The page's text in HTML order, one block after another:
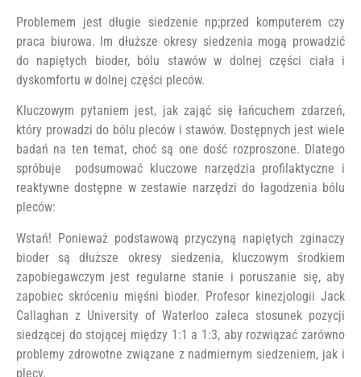
Problemem jest długie siedzenie np;przed komputerem czy
praca biurowa. Im dłuższe okresy siedzenia mogą prowadzić
do napiętych bioder, bólu stawów w dolnej części ciała i
dyskomfortu w dolnej części pleców.
Kluczowym pytaniem jest, jak zająć się łańcuchem zdarzeń,
który prowadzi do bólu pleców i stawów. Dostępnych jest wiele
badań na ten temat, choć są one dość rozproszone. Dlatego
spróbuje podsumować kluczowe narzędzia profilaktyczne i
reaktywne dostępne w zestawie narzędzi do łagodzenia bólu
pleców:
Wstań! Ponieważ podstawową przyczyną napiętych zginaczy
bioder są dłuższe okresy siedzenia, kluczowym środkiem
zapobiegawczym jest regularne stanie i poruszanie się, aby
zapobiec skróceniu mięśni bioder. Profesor kinezjologii Jack
Callaghan z University of Waterloo zaleca stosunek pozycji
siedzącej do stojącej między 1:1 a 1:3, aby rozwiązać zarówno
problemy zdrowotne związane z nadmiernym siedzeniem, jak i
plecy.